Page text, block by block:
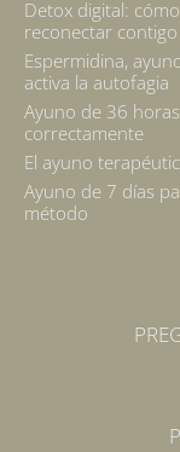
Detox digital:
reconectar contigo
Espermidina,
activa la autofagia
Ayuno de 36
correctamente
El ayuno
Ayuno de 7 días
método